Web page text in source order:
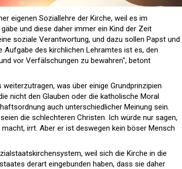
eigenen Soziallehre der Kirche, weil es im
und diese daher immer ein Kind der Zeit
soziale Verantwortung, und dazu sollen Papst und
des kirchlichen Lehramtes ist es, den
vor Verfälschungen zu bewahren", betont
was über einige Grundprinzipien
nicht den Glauben oder die katholische Moral
auch unterschiedlicher Meinung sein.
die schlechteren Christen. Ich würde nur sagen,
irrt. Aber er ist deswegen kein böser Mensch
weil sich die Kirche in die
derart eingebunden haben, dass sie daher